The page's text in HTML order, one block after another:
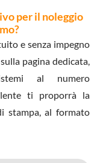
per il noleggio
e senza impegno
pagina dedicata,
al numero
ti proporrà la
stampa, al formato